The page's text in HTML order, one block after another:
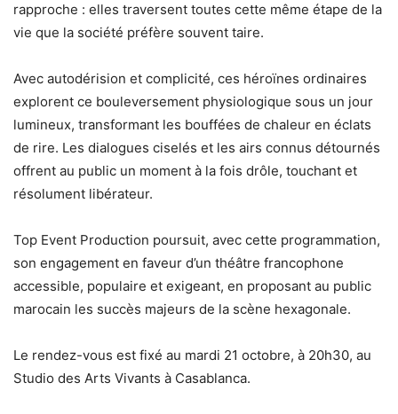
rapproche : elles traversent toutes cette même étape de la
vie que la société préfère souvent taire.
Avec autodérision et complicité, ces héroïnes ordinaires
explorent ce bouleversement physiologique sous un jour
lumineux, transformant les bouffées de chaleur en éclats
de rire. Les dialogues ciselés et les airs connus détournés
offrent au public un moment à la fois drôle, touchant et
résolument libérateur.
Top Event Production poursuit, avec cette programmation,
son engagement en faveur d’un théâtre francophone
accessible, populaire et exigeant, en proposant au public
marocain les succès majeurs de la scène hexagonale.
Le rendez-vous est fixé au mardi 21 octobre, à 20h30, au
Studio des Arts Vivants à Casablanca.